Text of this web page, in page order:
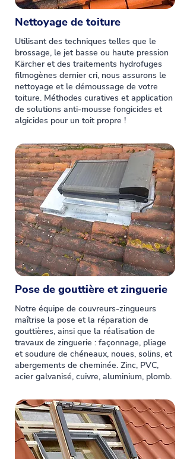
Nettoyage de toiture
Utilisant des techniques telles que le
brossage, le jet basse ou haute pression
Kärcher et des traitements hydrofuges
filmogènes dernier cri, nous assurons le
nettoyage et le démoussage de votre
toiture. Méthodes curatives et application
de solutions anti-mousse fongicides et
algicides pour un toit propre !
Pose de gouttière et zinguerie
Notre équipe de couvreurs-zingueurs
maîtrise la pose et la réparation de
gouttières, ainsi que la réalisation de
travaux de zinguerie : façonnage, pliage
et soudure de chéneaux, noues, solins, et
abergements de cheminée. Zinc, PVC,
acier galvanisé, cuivre, aluminium, plomb.